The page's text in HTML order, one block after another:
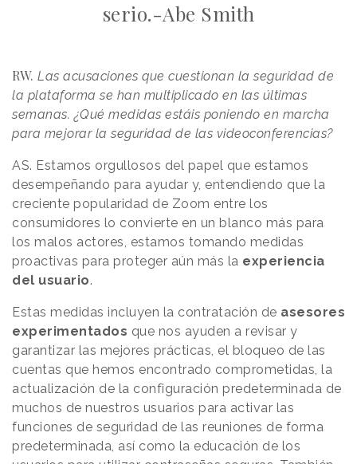
serio.-Abe Smith
RW. Las acusaciones que cuestionan la seguridad de
la plataforma se han multiplicado en las últimas
semanas. ¿Qué medidas estáis poniendo en marcha
para mejorar la seguridad de las videoconferencias?
AS. Estamos orgullosos del papel que estamos
desempeñando para ayudar y, entendiendo que la
creciente popularidad de Zoom entre los
consumidores lo convierte en un blanco más para
los malos actores, estamos tomando medidas
proactivas para proteger aún más la experiencia
del usuario.
Estas medidas incluyen la contratación de asesores
experimentados que nos ayuden a revisar y
garantizar las mejores prácticas, el bloqueo de las
cuentas que hemos encontrado comprometidas, la
actualización de la configuración predeterminada de
muchos de nuestros usuarios para activar las
funciones de seguridad de las reuniones de forma
predeterminada, así como la educación de los